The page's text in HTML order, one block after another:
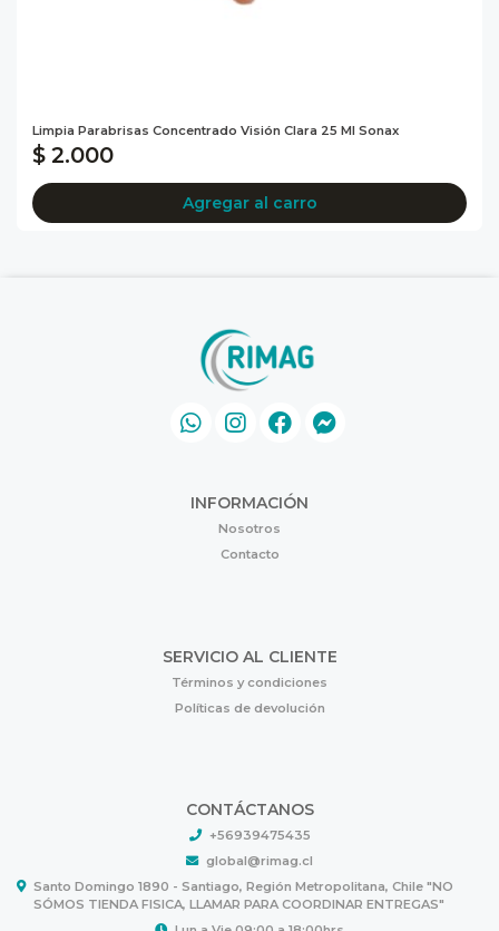
Limpia Parabrisas Concentrado Visión Clara 25 Ml Sonax
$ 2.000
Agregar al carro
INFORMACIÓN
Nosotros
Contacto
SERVICIO AL CLIENTE
Términos y condiciones
Políticas de devolución
CONTÁCTANOS
+56939475435
global@rimag.cl
Santo Domingo 1890 - Santiago, Región Metropolitana, Chile "NO
SÓMOS TIENDA FISICA, LLAMAR PARA COORDINAR ENTREGAS"